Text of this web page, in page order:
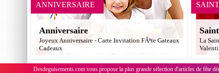
ANNIVERSAIRE
Anniversaire
Joyeux Anniversaire - Carte Invitation FÃªte Gateaux
Cadeaux
La
Desdeguisements.com vous propose la plus grande sélection d'articles de fête